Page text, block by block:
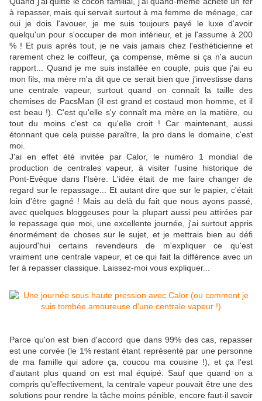
à repasser, mais qui servait surtout à ma femme de ménage, car
oui je dois l'avouer, je me suis toujours payé le luxe d'avoir
quelqu'un pour s'occuper de mon intérieur, et je l'assume à 200
% ! Et puis après tout, je ne vais jamais chez l'esthéticienne et
rarement chez le coiffeur, ça compense, même si ça n'a aucun
rapport... Quand je me suis installée en couple, puis que j'ai eu
mon fils, ma mère m'a dit que ce serait bien que j'investisse dans
une centrale vapeur, surtout quand on connaît la taille des
chemises de PacsMan (il est grand et costaud mon homme, et il
est beau !). C'est qu'elle s'y connaît ma mère en la matière, ou
tout du moins c'est ce qu'elle croit ! Car maintenant, aussi
étonnant que cela puisse paraître, la pro dans le domaine, c'est
moi.
J'ai en effet été invitée par Calor, le numéro 1 mondial de
production de centrales vapeur, à visiter l'usine historique de
Pont-Evêque dans l'Isère. L'idée était de me faire changer de
regard sur le repassage... Et autant dire que sur le papier, c'était
loin d'être gagné ! Mais au delà du fait que nous ayons passé,
avec quelques bloggeuses pour la plupart aussi peu attirées par
le repassage que moi, une excellente journée, j'ai surtout appris
énormément de choses sur le sujet, et je mettrais bien au défi
aujourd'hui certains revendeurs de m'expliquer ce qu'est
vraiment une centrale vapeur, et ce qui fait la différence avec un
fer à repasser classique. Laissez-moi vous expliquer...
Parce qu'on est bien d'accord que dans 99% des cas, repasser
est une corvée (le 1% restant étant représenté par une personne
de ma famille qui adore ça, coucou ma cousine !), et ça l'est
d'autant plus quand on est mal équipé. Sauf que quand on a
compris qu'effectivement, la centrale vapeur pouvait être une des
solutions pour rendre la tâche moins pénible, encore faut-il savoir